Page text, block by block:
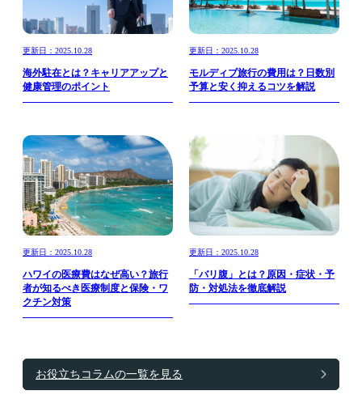
更新日：2025.10.28
海外駐在とは？キャリアアップと
健康管理のポイント
更新日：2025.10.28
モルディブ旅行の費用は？日数別
予算と安く抑えるコツを解説
更新日：2025.10.28
ハワイの医療費はなぜ高い？旅行
者が知るべき医療制度と保険・ワ
クチン対策
更新日：2025.10.28
「バリ腹」とは？原因・症状・予
防・対処法を徹底解説
お役立ちコラムの一覧を見る